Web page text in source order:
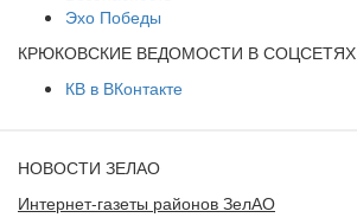
Эхо Победы
КРЮКОВСКИЕ ВЕДОМОСТИ В СОЦСЕТЯХ
КВ в ВКонтакте
НОВОСТИ ЗЕЛАО
Интернет-газеты районов ЗелАО